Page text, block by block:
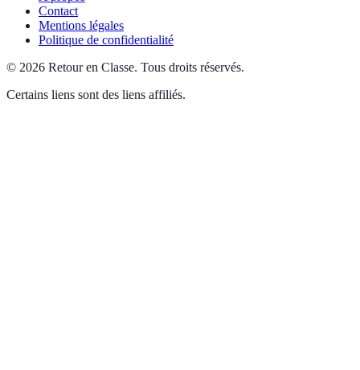
Contact
Mentions légales
Politique de confidentialité
© 2026 Retour en Classe. Tous droits réservés.
Certains liens sont des liens affiliés.